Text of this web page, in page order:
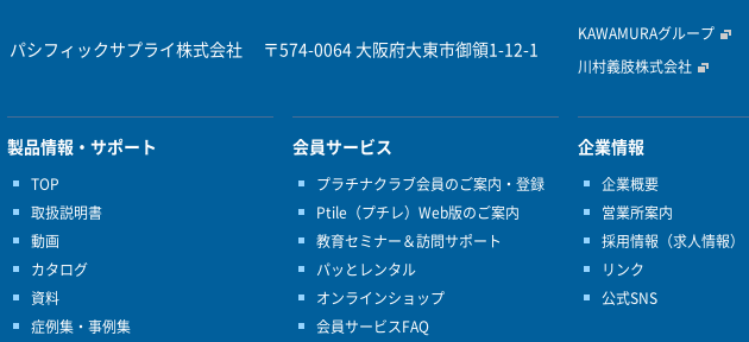
パシフィックサプライ株式会社 〒574-0064 大阪府大東市御領1-12-1
KAWAMURAグループ
川村義肢株式会社
製品情報・サポート
TOP
取扱説明書
動画
カタログ
資料
症例集・事例集
会員サービス
プラチナクラブ会員のご案内・登録
Ptile（プチレ）Web版のご案内
教育セミナー＆訪問サポート
パッとレンタル
オンラインショップ
会員サービスFAQ
企業情報
企業概要
営業所案内
採用情報（求人情報）
リンク
公式SNS